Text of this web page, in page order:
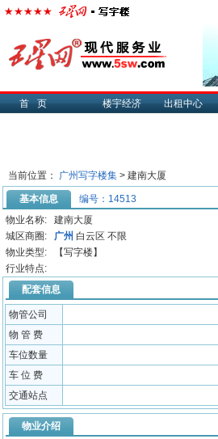
首页 楼宇经济 出租中心
当前位置： 广州写字楼集 > 建南大厦
基本信息
编号：14513
物业名称:
建南大厦
城区商圈:
广州 白云区 不限
物业类型:
【写字楼】
行业特点:
配套信息
物管公司
物 管 费
车位数量
车 位 费
交通站点
物业介绍